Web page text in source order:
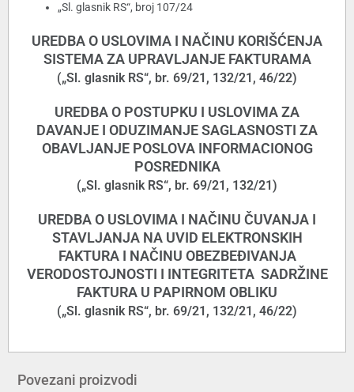
„Sl. glasnik RS“, broj 107/24
UREDBA O USLOVIMA I NAČINU KORIŠĆENJA
SISTEMA ZA UPRAVLJANJE FAKTURAMA
(„Sl. glasnik RS“, br. 69/21, 132/21, 46/22)
UREDBA O POSTUPKU I USLOVIMA ZA
DAVANJE I ODUZIMANJE SAGLASNOSTI ZA
OBAVLJANJE POSLOVA INFORMACIONOG
POSREDNIKA
(„Sl. glasnik RS“, br. 69/21, 132/21)
UREDBA O USLOVIMA I NAČINU ČUVANJA I
STAVLJANJA NA UVID ELEKTRONSKIH
FAKTURA I NAČINU OBEZBEĐIVANJA
VERODOSTOJNOSTI I INTEGRITETA SADRŽINE
FAKTURA U PAPIRNOM OBLIKU
(„Sl. glasnik RS“, br. 69/21, 132/21, 46/22)
Povezani proizvodi